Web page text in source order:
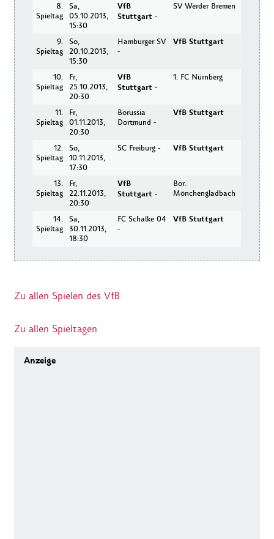
8.
Spieltag
Sa,
05.10.2013,
15:30
VfB
Stuttgart -
SV Werder Bremen
9.
Spieltag
So,
20.10.2013,
15:30
Hamburger SV
-
VfB Stuttgart
10.
Spieltag
Fr,
25.10.2013,
20:30
VfB
Stuttgart -
1. FC Nürnberg
11.
Spieltag
Fr,
01.11.2013,
20:30
Borussia
Dortmund -
VfB Stuttgart
12.
Spieltag
So,
10.11.2013,
17:30
SC Freiburg - VfB Stuttgart
13.
Spieltag
Fr,
22.11.2013,
20:30
VfB
Stuttgart -
Bor.
Mönchengladbach
14.
Spieltag
Sa,
30.11.2013,
18:30
FC Schalke 04
-
VfB Stuttgart
Zu allen Spielen des VfB
Zu allen Spieltagen